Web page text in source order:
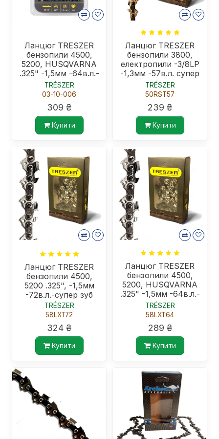
Ланцюг TRESZER
бензопили 4500,
5200, HUSQVARNA
.325" -1,5мм -64в.л.-
блістер
TRÉSZER
03-10-006
309 ₴
Купити
Ланцюг TRESZER
бензопили 3800,
електропили -3/8LP
-1,3мм -57в.л. супер
зуб
TRÉSZER
50RST57
239 ₴
Купити
Ланцюг TRESZER
бензопили 4500,
5200 .325", -1,5мм
-72в.л.-супер зуб
TRÉSZER
58LXT72
324 ₴
Купити
Ланцюг TRESZER
бензопили 4500,
5200, HUSQVARNA
.325" -1,5мм -64в.л.-
супер зуб
TRÉSZER
58LXT64
289 ₴
Купити